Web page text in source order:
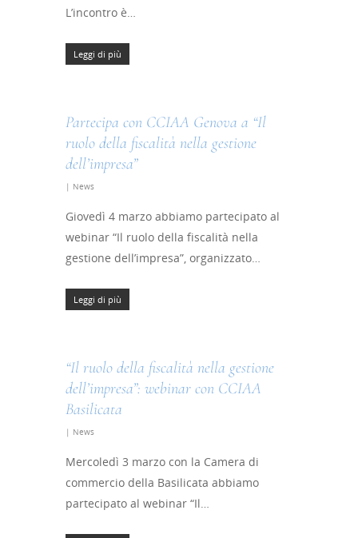
L’incontro è…
Leggi di più
Partecipa con CCIAA Genova a “Il
ruolo della fiscalità nella gestione
dell’impresa”
| News
Giovedì 4 marzo abbiamo partecipato al
webinar “Il ruolo della fiscalità nella
gestione dell’impresa”, organizzato…
Leggi di più
“Il ruolo della fiscalità nella gestione
dell’impresa”: webinar con CCIAA
Basilicata
| News
Mercoledì 3 marzo con la Camera di
commercio della Basilicata abbiamo
partecipato al webinar “Il…
Libra – La Suite